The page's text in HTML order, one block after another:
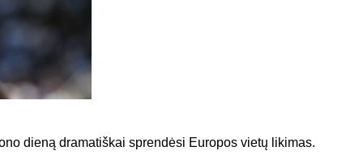
dieną dramatiškai sprendėsi Europos vietų likimas.